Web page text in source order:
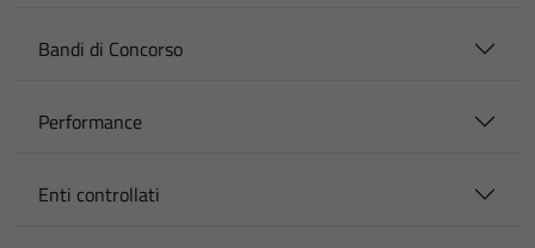
Bandi di Concorso
Performance
Enti controllati